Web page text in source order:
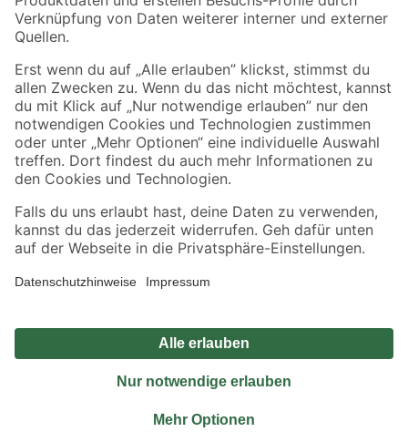
Sicher einkaufen
Jetzt die toom-App herunterladen
Alle Preisangaben in EUR inkl. gesetzl. MwSt.. Die dargestellten Angebote sind unter
Umständen nicht in allen Märkten verfügbar. Die angegebenen Verfügbarkeiten beziehen
Produkte nur solange der Vorrat reicht.
*Paketversand ab 59 € versandkostenfrei, gilt nicht für Artikel mit Speditionsversand, hier
Privatsphäre Impressum
Nutzungsbedingungen
Widerrufsrecht
Vertrag widerrufen
© 2026 toom Baumarkt GmbH